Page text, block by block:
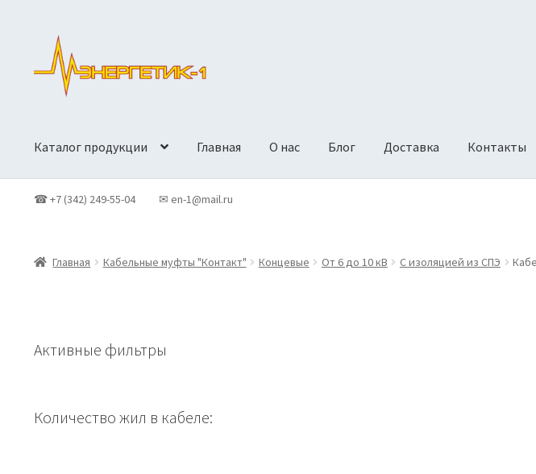
Перейти
навигации
Перейти
содержимому
Каталог продукции Главная О нас Блог Доставка Контакты
ГлавнаяДоставкаКонтактыКорзина
☎ +7 (342) 249-55-04 ✉ en-1@mail.ru
Главная Кабельные муфты "Контакт" Концевые От 6 до 10 кВ С изоляцией из СПЭ
Активные фильтры
Количество жил в кабеле: